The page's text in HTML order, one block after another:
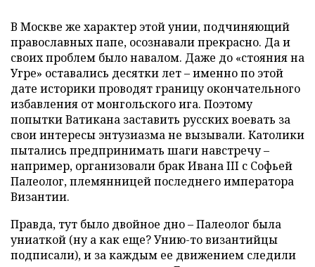
В Москве же характер этой унии, подчиняющий
православных папе, осознавали прекрасно. Да и
своих проблем было навалом. Даже до «стояния на
Угре» оставались десятки лет – именно по этой
дате историки проводят границу окончательного
избавления от монгольского ига. Поэтому
попытки Ватикана заставить русских воевать за
свои интересы энтузиазма не вызывали. Католики
пытались предпринимать шаги навстречу –
например, организовали брак Ивана III с Софьей
Палеолог, племянницей последнего императора
Византии.
Правда, тут было двойное дно – Палеолог была
униаткой (ну а как еще? Унию-то византийцы
подписали), и за каждым ее движением следили